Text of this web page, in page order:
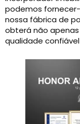
podemos
nossa fábrica de
obterá não
qualidade